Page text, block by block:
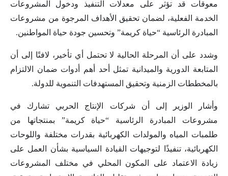
معوقات قد تؤثر على معدلات التنفيذ ودخول المشروعات
الخدمة الفعلية، لضمان تحقيق الأهداف المرجوة من مشروعات
المبادرة الرئاسية “حياة كريمة” وتحسين جودة حياة المواطنين.
وشدد على أن المرحلة الحالية لا تحتمل أي تأخير، لافتًا إلى أن
المتابعة الدورية والميدانية تمثل أحد أهم أدوات ضمان الالتزام
بالمخططات الزمنية وتحقيق المستهدفات التنموية للدولة.
وأشار الوزير إلى أن شركات الإنتاج الحربي تشارك في
مشروعات المبادرة الرئاسية “حياة كريمة” بمنتجاتها من
طلمبات المياه والمولدات الكهربائية بقدرات مختلفة واللوحات
الكهربائية، تنفيذًا لتوجيهات القيادة السياسية بشأن العمل على
زيادة الاعتماد على المكون المحلي في مختلف المشروعات